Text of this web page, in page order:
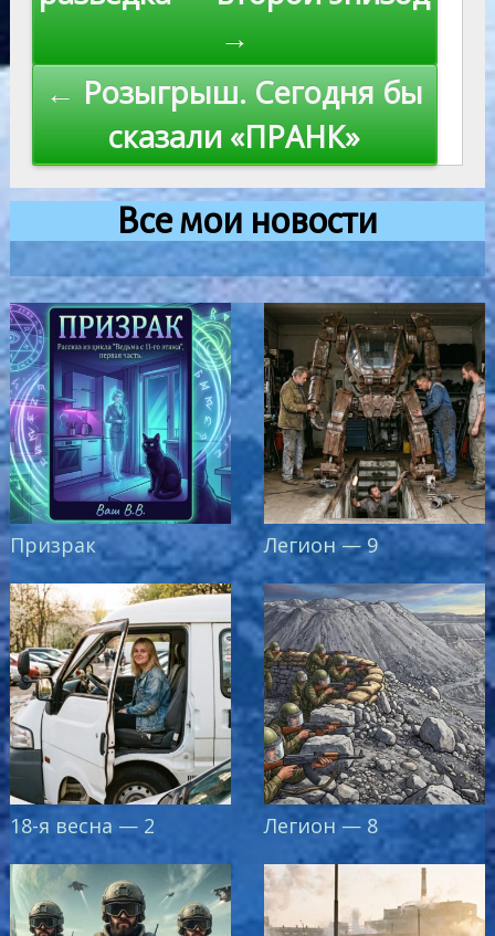
записям
→
← Розыгрыш. Сегодня бы
сказали «ПРАНК»
Все мои новости
Призрак Легион — 9
18-я весна — 2 Легион — 8